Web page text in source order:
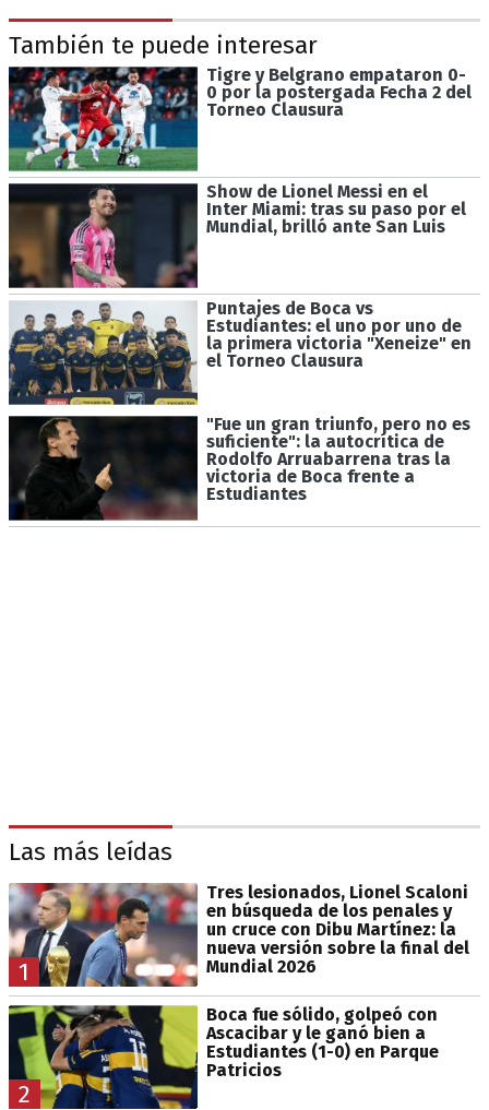
También te puede interesar
Tigre y Belgrano empataron 0-
0 por la postergada Fecha 2 del
Torneo Clausura
Show de Lionel Messi en el
Inter Miami: tras su paso por el
Mundial, brilló ante San Luis
Puntajes de Boca vs
Estudiantes: el uno por uno de
la primera victoria "Xeneize" en
el Torneo Clausura
"Fue un gran triunfo, pero no es
suficiente": la autocrítica de
Rodolfo Arruabarrena tras la
victoria de Boca frente a
Estudiantes
Las más leídas
1
Tres lesionados, Lionel Scaloni
en búsqueda de los penales y
un cruce con Dibu Martínez: la
nueva versión sobre la final del
Mundial 2026
2
Boca fue sólido, golpeó con
Ascacibar y le ganó bien a
Estudiantes (1-0) en Parque
Patricios